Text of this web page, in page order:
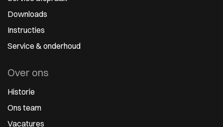
Downloads
Instructies
Service & onderhoud
Over ons
Historie
Ons team
Vacatures